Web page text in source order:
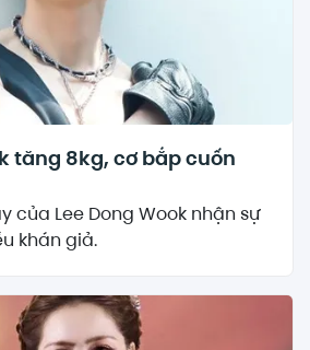
tăng 8kg, cơ bắp cuốn
của Lee Dong Wook nhận sự
khán giả.